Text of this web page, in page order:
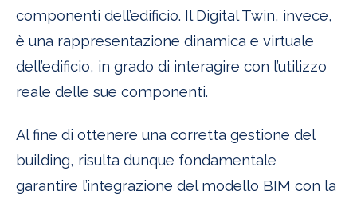
componenti dell’edificio. Il Digital Twin, invece,
è una rappresentazione dinamica e virtuale
dell’edificio, in grado di interagire con l’utilizzo
reale delle sue componenti.
Al fine di ottenere una corretta gestione del
building, risulta dunque fondamentale
garantire l’integrazione del modello BIM con la